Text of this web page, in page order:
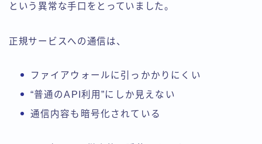
という異常な手口をとっていました。
正規サービスへの通信は、
ファイアウォールに引っかかりにくい
“普通のAPI利用”にしか見えない
通信内容も暗号化されている